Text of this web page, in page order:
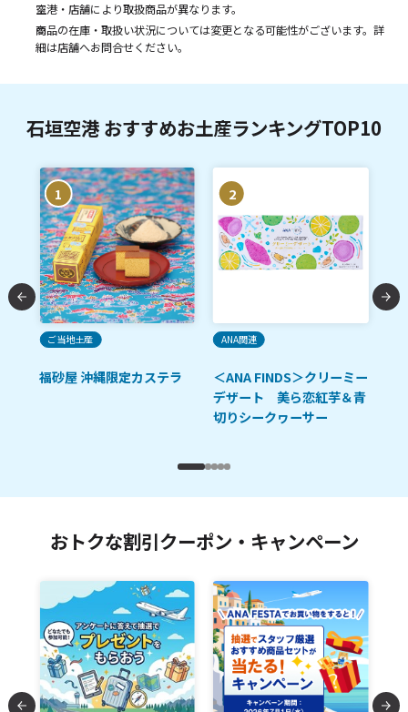
空港・店舗により取扱商品が異なります。
商品の在庫・取扱い状況については変更となる可能性がございます。詳
細は店舗へお問合せください。
石垣空港 おすすめお土産ランキングTOP10
1
ご当地土産
福砂屋 沖縄限定カステラ
2
ANA関連
＜ANA FINDS＞クリーミー
デザート 美ら恋紅芋＆青
切りシークヮーサー
おトクな割引クーポン・キャンペーン